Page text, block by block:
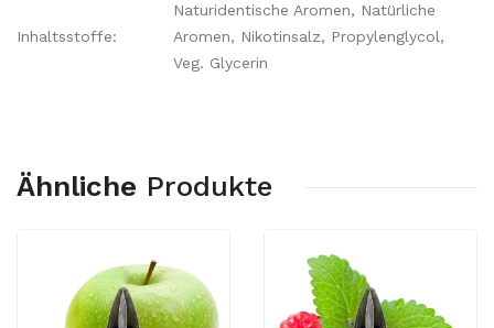
Inhaltsstoffe:
Naturidentische Aromen, Natürliche
Aromen, Nikotinsalz, Propylenglycol,
Veg. Glycerin
Ähnliche Produkte